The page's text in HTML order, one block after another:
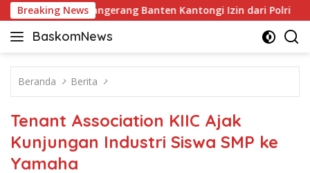
Langsung
ke
konten
Breaking News
ICE BSD Tangerang Banten Kantongi Izin dari Polri
BaskomNews
Informasi
dan
Beranda Berita
Tenant Association KIIC Ajak
Kunjungan Industri Siswa SMP ke
Yamaha